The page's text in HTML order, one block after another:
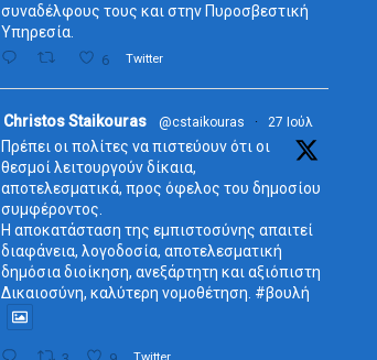
συναδέλφους τους και στην Πυροσβεστική
Υπηρεσία.
6 Twitter
Christos Staikouras @cstaikouras · 27 Ιούλ
Πρέπει οι πολίτες να πιστεύουν ότι οι
θεσμοί λειτουργούν δίκαια,
αποτελεσματικά, προς όφελος του δημοσίου
συμφέροντος.
Η αποκατάσταση της εμπιστοσύνης απαιτεί
διαφάνεια, λογοδοσία, αποτελεσματική
δημόσια διοίκηση, ανεξάρτητη και αξιόπιστη
Δικαιοσύνη, καλύτερη νομοθέτηση. #βουλή